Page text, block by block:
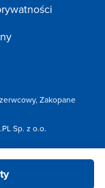
, Zakopane
Sp. z o.o.